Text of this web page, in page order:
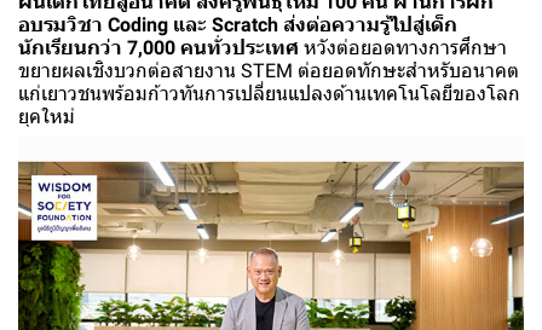
อบรมวิชา Coding และ Scratch ส่งต่อความรู้ไปสู่เด็ก
นักเรียนกว่า 7,000 คนทั่วประเทศ หวังต่อยอดทางการศึกษา
ขยายผลเชิงบวกต่อสายงาน STEM ต่อยอดทักษะสำหรับอนาคต
แก่เยาวชนพร้อมก้าวทันการเปลี่ยนแปลงด้านเทคโนโลยีของโลก
ยุคใหม่